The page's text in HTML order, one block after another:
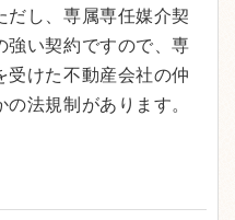
だし、専属専任媒介契
強い契約ですので、専
受けた不動産会社の仲
法規制があります。